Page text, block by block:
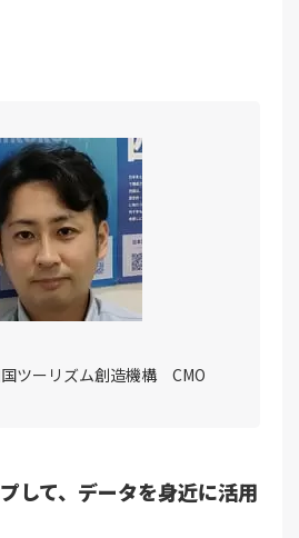
ツーリズム創造機構 CMO
して、データを身近に活用